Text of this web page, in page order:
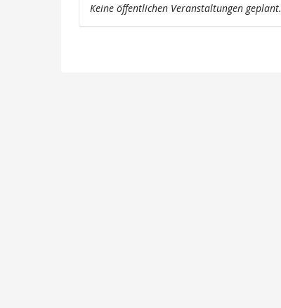
Keine öffentlichen Veranstaltungen geplant.